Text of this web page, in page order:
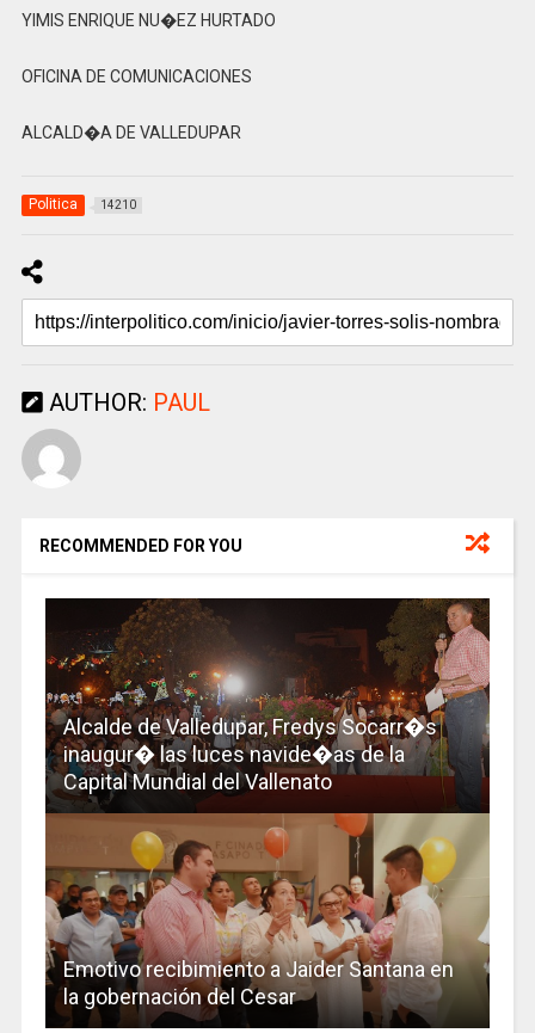
YIMIS ENRIQUE NU�EZ HURTADO
OFICINA DE COMUNICACIONES
ALCALD�A DE VALLEDUPAR
Politica 14210
AUTHOR: PAUL
RECOMMENDED FOR YOU
Alcalde de Valledupar, Fredys Socarr�s
inaugur� las luces navide�as de la
Capital Mundial del Vallenato
Emotivo recibimiento a Jaider Santana en
la gobernación del Cesar